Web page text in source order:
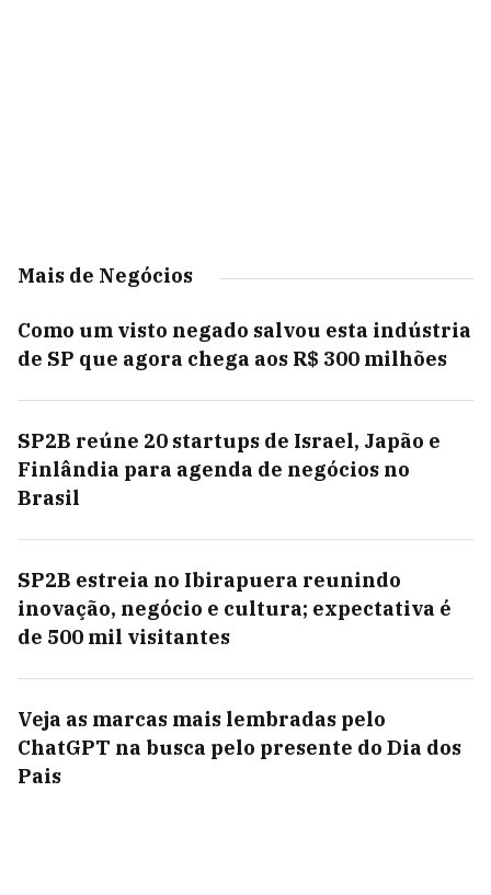
Mais de Negócios
Como um visto negado salvou esta indústria
de SP que agora chega aos R$ 300 milhões
SP2B reúne 20 startups de Israel, Japão e
Finlândia para agenda de negócios no
Brasil
SP2B estreia no Ibirapuera reunindo
inovação, negócio e cultura; expectativa é
de 500 mil visitantes
Veja as marcas mais lembradas pelo
ChatGPT na busca pelo presente do Dia dos
Pais